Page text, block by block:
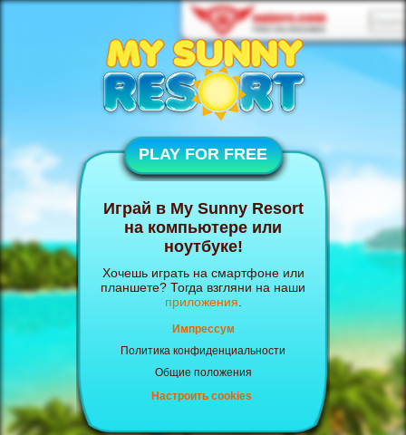
PLAY FOR FREE
Играй в My Sunny Resort
на компьютере или
ноутбуке!
Хочешь играть на смартфоне или
планшете? Тогда взгляни на наши
приложения
Импрессум
Политика конфиденциальности
Общие положения
Настроить cookies